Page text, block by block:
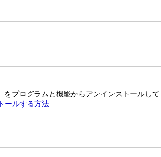
プログラムと機能からアンインストールして
ールする方法